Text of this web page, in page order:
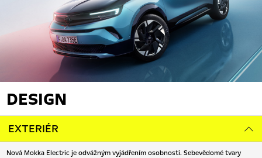
DESIGN
EXTERIÉR
Nová Mokka Electric je odvážným vyjádřením osobnosti. Sebevědomé tvary